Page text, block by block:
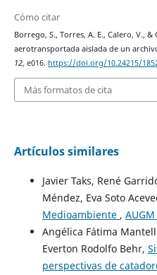
Cómo citar
Borrego, S., Torres, A. E., Calero, V.,
aerotransportada aislada de un
12, e016. https://doi.org/10.24215/
Más formatos de cita
Artículos similares
Javier Taks, René
Méndez, Eva Soto
Medioambiente ,
Angélica Fátima
Everton Rodolfo Behr,
perspectivas de